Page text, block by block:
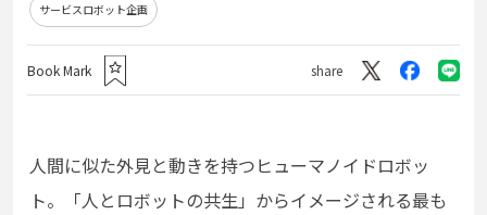
サービスロボット企画
Book Mark share
人間に似た外見と動きを持つヒューマノイドロボッ
ト。「人とロボットの共生」からイメージされる最も